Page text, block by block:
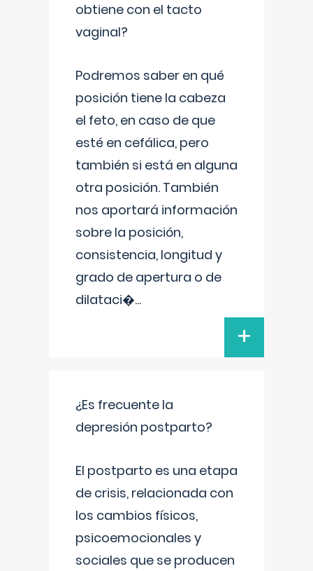
obtiene con el tacto
vaginal?
Podremos saber en qué
posición tiene la cabeza
el feto, en caso de que
esté en cefálica, pero
también si está en alguna
otra posición. También
nos aportará información
sobre la posición,
consistencia, longitud y
grado de apertura o de
dilataci�...
+
¿Es frecuente la
depresión postparto?
El postparto es una etapa
de crisis, relacionada con
los cambios físicos,
psicoemocionales y
sociales que se producen